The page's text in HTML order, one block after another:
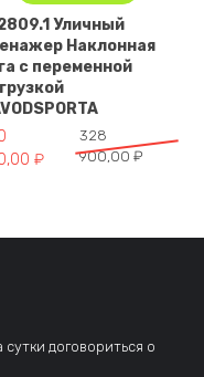
550,00 ₽.
Уличный
Наклонная
с переменной
328
900,00 ₽
цена
₽
цена: 230 230,00 ₽.
сутки договориться о